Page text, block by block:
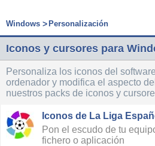
Windows Personalización
Iconos y cursores para
Personaliza los iconos del
ordenador y modifica el aspecto
nuestros packs de iconos y
Iconos de La Liga
Pon el escudo de tu
fichero o aplicación